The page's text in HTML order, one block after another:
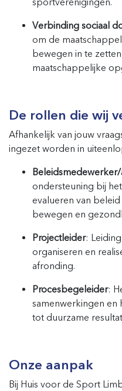
Verbinding sociaal
om de
bewegen in te
maatschappelijke
De rollen die wij
Afhankelijk van jouw
ingezet worden in
ondersteuning bij
evalueren van
bewegen en
Projectleider:
organiseren en
afronding.
Procesbegeleider:
samenwerkingen en
tot duurzame
Onze aanpak
Bij Huis voor de Sport